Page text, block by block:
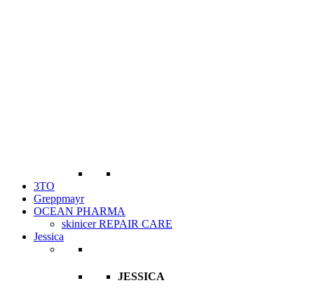
3TO
Greppmayr
OCEAN PHARMA
skinicer REPAIR CARE
Jessica
JESSICA